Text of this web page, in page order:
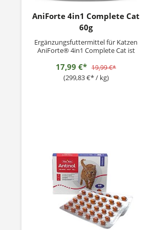
AniForte 4in1 Complete Cat
60g
Ergänzungsfuttermittel für Katzen
AniForte® 4in1 Complete Cat ist
Kollagenpulver, Acai Pulver und
Tobinamburpulver eine rein
pflanzliche Rundumversorgung für
17,99 €* 19,99 €*
(299,83 €* / kg)